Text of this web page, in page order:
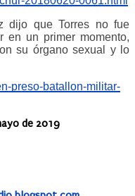
dijo que Torres no fue
en un primer momento,
su órgano sexual y lo
preso-batallon-militar-
de 2019